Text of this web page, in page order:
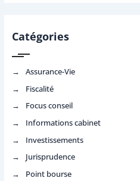
Catégories
Assurance-Vie
Fiscalité
Focus conseil
Informations cabinet
Investissements
Jurisprudence
Point bourse